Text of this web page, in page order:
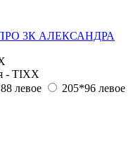
3К АЛЕКСАНДРА
- TIXX
левое
205*96 левое